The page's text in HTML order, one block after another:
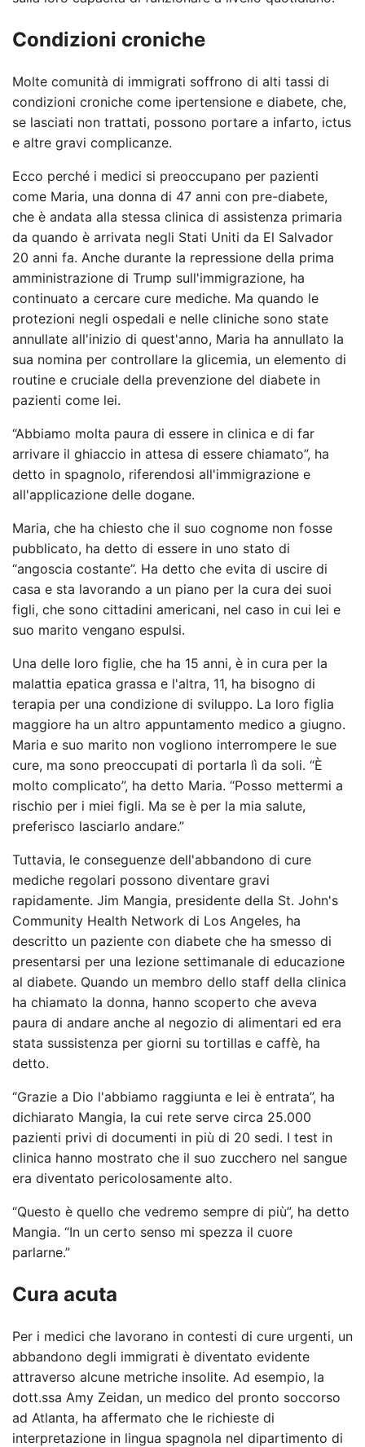
Condizioni croniche
Molte comunità di immigrati soffrono di alti tassi di
condizioni croniche come ipertensione e diabete, che,
se lasciati non trattati, possono portare a infarto, ictus
e altre gravi complicanze.
Ecco perché i medici si preoccupano per pazienti
come Maria, una donna di 47 anni con pre-diabete,
che è andata alla stessa clinica di assistenza primaria
da quando è arrivata negli Stati Uniti da El Salvador
20 anni fa. Anche durante la repressione della prima
amministrazione di Trump sull'immigrazione, ha
continuato a cercare cure mediche. Ma quando le
protezioni negli ospedali e nelle cliniche sono state
annullate all'inizio di quest'anno, Maria ha annullato la
sua nomina per controllare la glicemia, un elemento di
routine e cruciale della prevenzione del diabete in
pazienti come lei.
“Abbiamo molta paura di essere in clinica e di far
arrivare il ghiaccio in attesa di essere chiamato”, ha
detto in spagnolo, riferendosi all'immigrazione e
all'applicazione delle dogane.
Maria, che ha chiesto che il suo cognome non fosse
pubblicato, ha detto di essere in uno stato di
“angoscia costante”. Ha detto che evita di uscire di
casa e sta lavorando a un piano per la cura dei suoi
figli, che sono cittadini americani, nel caso in cui lei e
suo marito vengano espulsi.
Una delle loro figlie, che ha 15 anni, è in cura per la
malattia epatica grassa e l'altra, 11, ha bisogno di
terapia per una condizione di sviluppo. La loro figlia
maggiore ha un altro appuntamento medico a giugno.
Maria e suo marito non vogliono interrompere le sue
cure, ma sono preoccupati di portarla lì da soli. “È
molto complicato”, ha detto Maria. “Posso mettermi a
rischio per i miei figli. Ma se è per la mia salute,
preferisco lasciarlo andare.”
Tuttavia, le conseguenze dell'abbandono di cure
mediche regolari possono diventare gravi
rapidamente. Jim Mangia, presidente della St. John's
Community Health Network di Los Angeles, ha
descritto un paziente con diabete che ha smesso di
presentarsi per una lezione settimanale di educazione
al diabete. Quando un membro dello staff della clinica
ha chiamato la donna, hanno scoperto che aveva
paura di andare anche al negozio di alimentari ed era
stata sussistenza per giorni su tortillas e caffè, ha
detto.
“Grazie a Dio l'abbiamo raggiunta e lei è entrata”, ha
dichiarato Mangia, la cui rete serve circa 25.000
pazienti privi di documenti in più di 20 sedi. I test in
clinica hanno mostrato che il suo zucchero nel sangue
era diventato pericolosamente alto.
“Questo è quello che vedremo sempre di più”, ha detto
Mangia. “In un certo senso mi spezza il cuore
parlarne.”
Cura acuta
Per i medici che lavorano in contesti di cure urgenti, un
abbandono degli immigrati è diventato evidente
attraverso alcune metriche insolite. Ad esempio, la
dott.ssa Amy Zeidan, un medico del pronto soccorso
ad Atlanta, ha affermato che le richieste di
interpretazione in lingua spagnola nel dipartimento di